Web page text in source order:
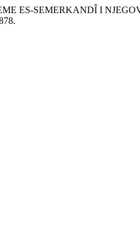
ES-SEMERKANDÎ I